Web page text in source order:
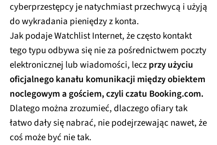
cyberprzestępcy je natychmiast przechwycą i użyją
do wykradania pieniędzy z konta.
Jak podaje Watchlist Internet, że często kontakt
tego typu odbywa się nie za pośrednictwem poczty
elektronicznej lub wiadomości, leczprzy użyciu
oficjalnego kanału komunikacji między obiektem
noclegowym a gościem, czyli czatu Booking.com.
Dlatego można zrozumieć, dlaczego ofiary tak
łatwo dały się nabrać, nie podejrzewając nawet, że
coś może być nie tak.